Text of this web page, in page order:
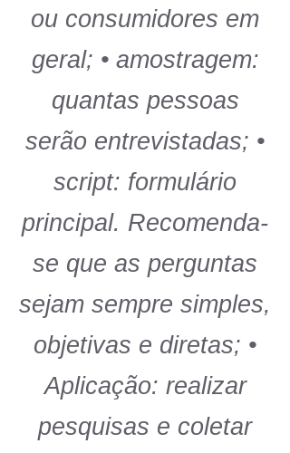
ou consumidores em
geral; • amostragem:
quantas pessoas
serão entrevistadas; •
script: formulário
principal. Recomenda-
se que as perguntas
sejam sempre simples,
objetivas e diretas; •
Aplicação: realizar
pesquisas e coletar